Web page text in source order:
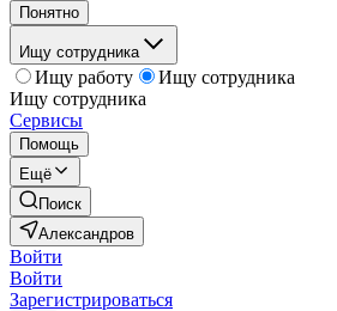
Понятно
Ищу сотрудника
Ищу работу
Ищу сотрудника
Ищу сотрудника
Сервисы
Помощь
Ещё
Поиск
Александров
Войти
Войти
Зарегистрироваться